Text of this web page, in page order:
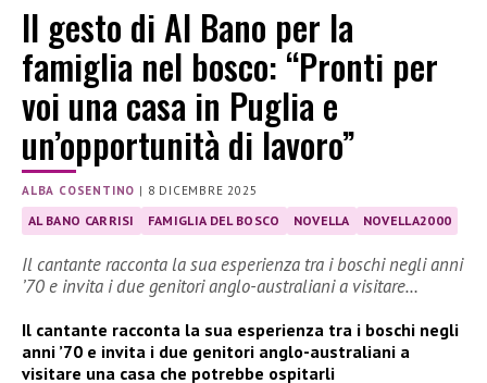
Il gesto di Al Bano per la
famiglia nel bosco: “Pronti per
voi una casa in Puglia e
un’opportunità di lavoro”
ALBA COSENTINO | 8 DICEMBRE 2025
AL BANO CARRISI FAMIGLIA DEL BOSCO NOVELLA NOVELLA2000
Il cantante racconta la sua esperienza tra i boschi negli anni
’70 e invita i due genitori anglo-australiani a visitare…
Il cantante racconta la sua esperienza tra i boschi negli
anni ’70 e invita i due genitori anglo-australiani a
visitare una casa che potrebbe ospitarli